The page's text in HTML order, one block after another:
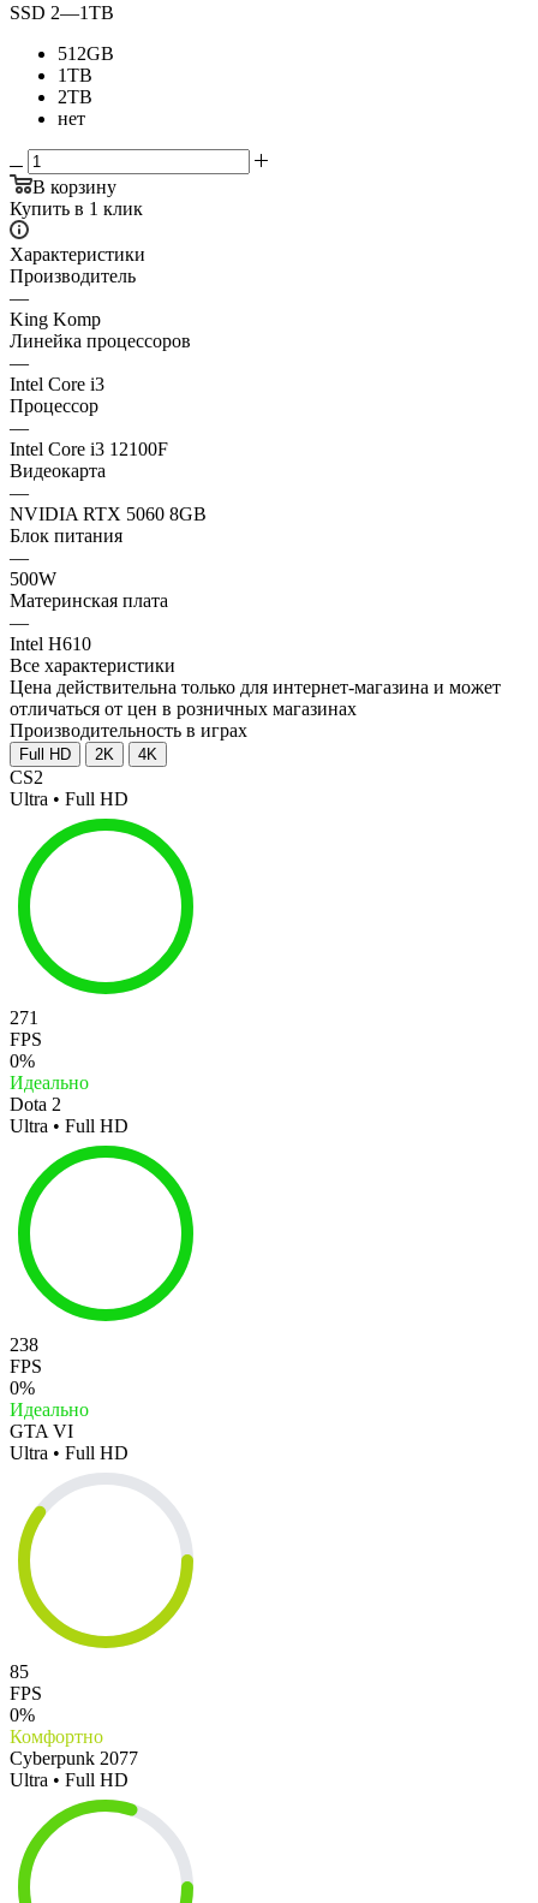
SSD 2—1TB
512GB
1TB
2TB
нет
В корзину
Купить в 1 клик
Характеристики
Производитель
—
King Komp
Линейка процессоров
—
Intel Core i3
Процессор
—
Intel Core i3 12100F
Видеокарта
—
NVIDIA RTX 5060 8GB
Блок питания
—
500W
Материнская плата
—
Intel H610
Все характеристики
Цена действительна только для интернет-магазина и может
отличаться от цен в розничных магазинах
Производительность в играх
Full HD 2K 4K
CS2
Ultra • Full HD
271
FPS
0%
Идеально
Dota 2
Ultra • Full HD
238
FPS
0%
Идеально
GTA VI
Ultra • Full HD
85
FPS
0%
Комфортно
Cyberpunk 2077
Ultra • Full HD